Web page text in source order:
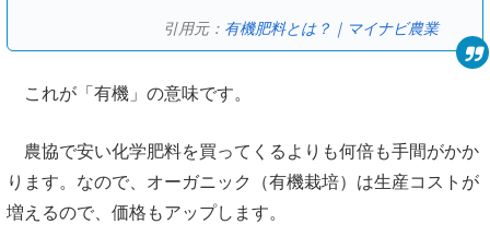
引用元： 有機肥料とは？｜マイナビ農業
これが「有機」の意味です。
農協で安い化学肥料を買ってくるよりも何倍も手間がかか
ります。なので、オーガニック（有機栽培）は生産コストが
増えるので、価格もアップします。